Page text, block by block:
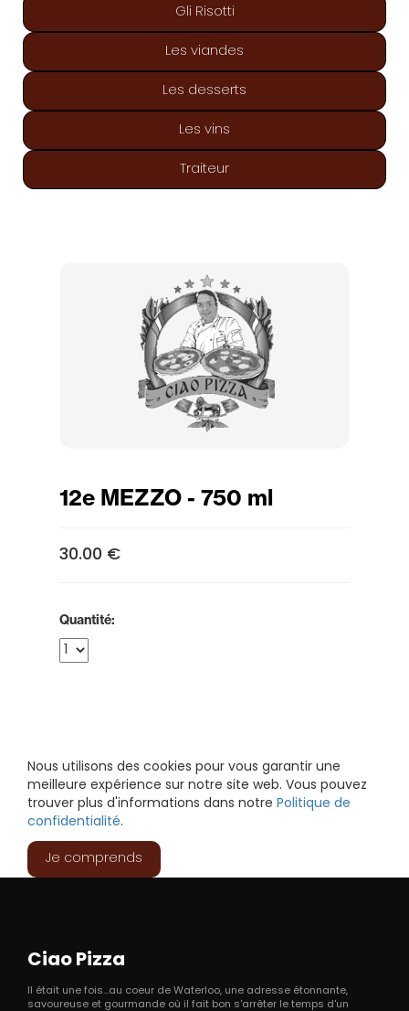
Gli Risotti
Les viandes
Les desserts
Les vins
Traiteur
12e MEZZO - 750 ml
30.00 €
Quantité:
Nous utilisons des cookies pour vous garantir une
meilleure expérience sur notre site web. Vous pouvez
trouver plus d'informations dans notre Politique de
confidentialité.
Je comprends
Ciao Pizza
Il était une fois...au coeur de Waterloo, une adresse étonnante,
savoureuse et gourmande où il fait bon s'arrêter le temps d'un